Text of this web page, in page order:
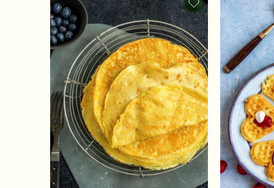
Pannekaker
-
legg
til
favoritter